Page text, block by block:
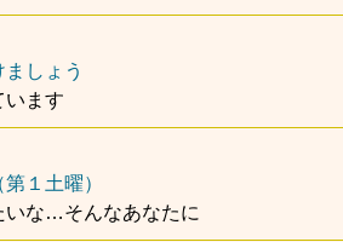
しょう
ます
１土曜）
な…そんなあなたに